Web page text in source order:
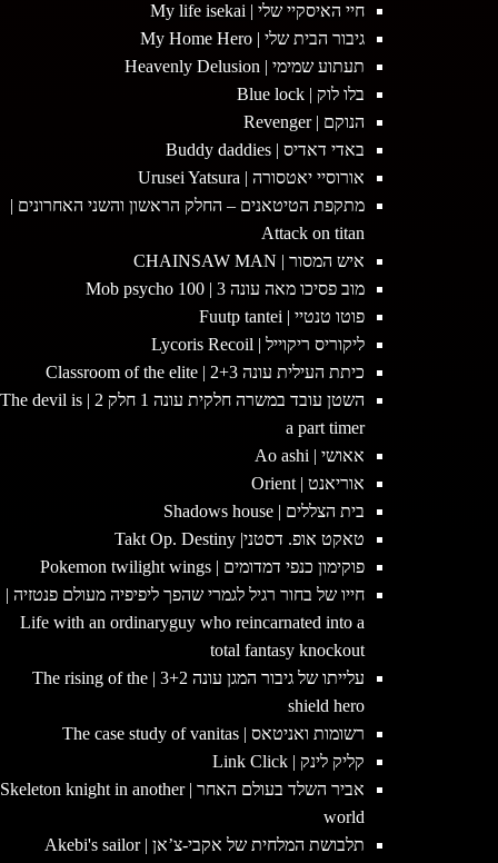
חיי האיסקיי שלי | My life isekai
גיבור הבית שלי | My Home Hero
תעתוע שמימי | Heavenly Delusion
בלו לוק | Blue lock
הנוקם | Revenger
באדי דאדיס | Buddy daddies
אורוסיי יאטסורה | Urusei Yatsura
מתקפת הטיטאנים – החלק הראשון והשני האחרונים |
Attack on titan
איש המסור | CHAINSAW MAN
מוב פסיכו מאה עונה 3 | Mob psycho 100
פוטו טנטיי | Fuutp tantei
ליקוריס ריקוייל | Lycoris Recoil
כיתת העילית עונה 2+3 | Classroom of the elite
השטן עובד במשרה חלקית עונה 1 חלק 2 | The devil is
a part timer
אאושי | Ao ashi
אוריאנט | Orient
בית הצללים | Shadows house
טאקט אופ. דסטני| Takt Op. Destiny
פוקימון כנפי דמדומים | Pokemon twilight wings
חייו של בחור רגיל לגמרי שהפך ליפיפיה מעולם פנטזיה |
Life with an ordinaryguy who reincarnated into a
total fantasy knockout
עלייתו של גיבור המגן עונה 3+2 | The rising of the
shield hero
רשומות ואניטאס | The case study of vanitas
קליק לינק | Link Click
אביר השלד בעולם האחר | Skeleton knight in another
world
תלבושת המלחית של אקבי-צ’אן | Akebi's sailor